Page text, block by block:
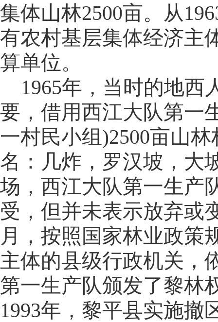
集体山林2500亩。从
有农村基层集体经济主
算单位。
1965年，当时的地西
要，借用西江大队第一
一村民小组)2500亩山
名：几炸，罗汉坡，大
场，西江大队第一生产
受，但并未表示放弃或
月，按照国家林业政策
主体的县级行政机关，
第一生产队颁发了黎林
1993年，黎平县实施撤